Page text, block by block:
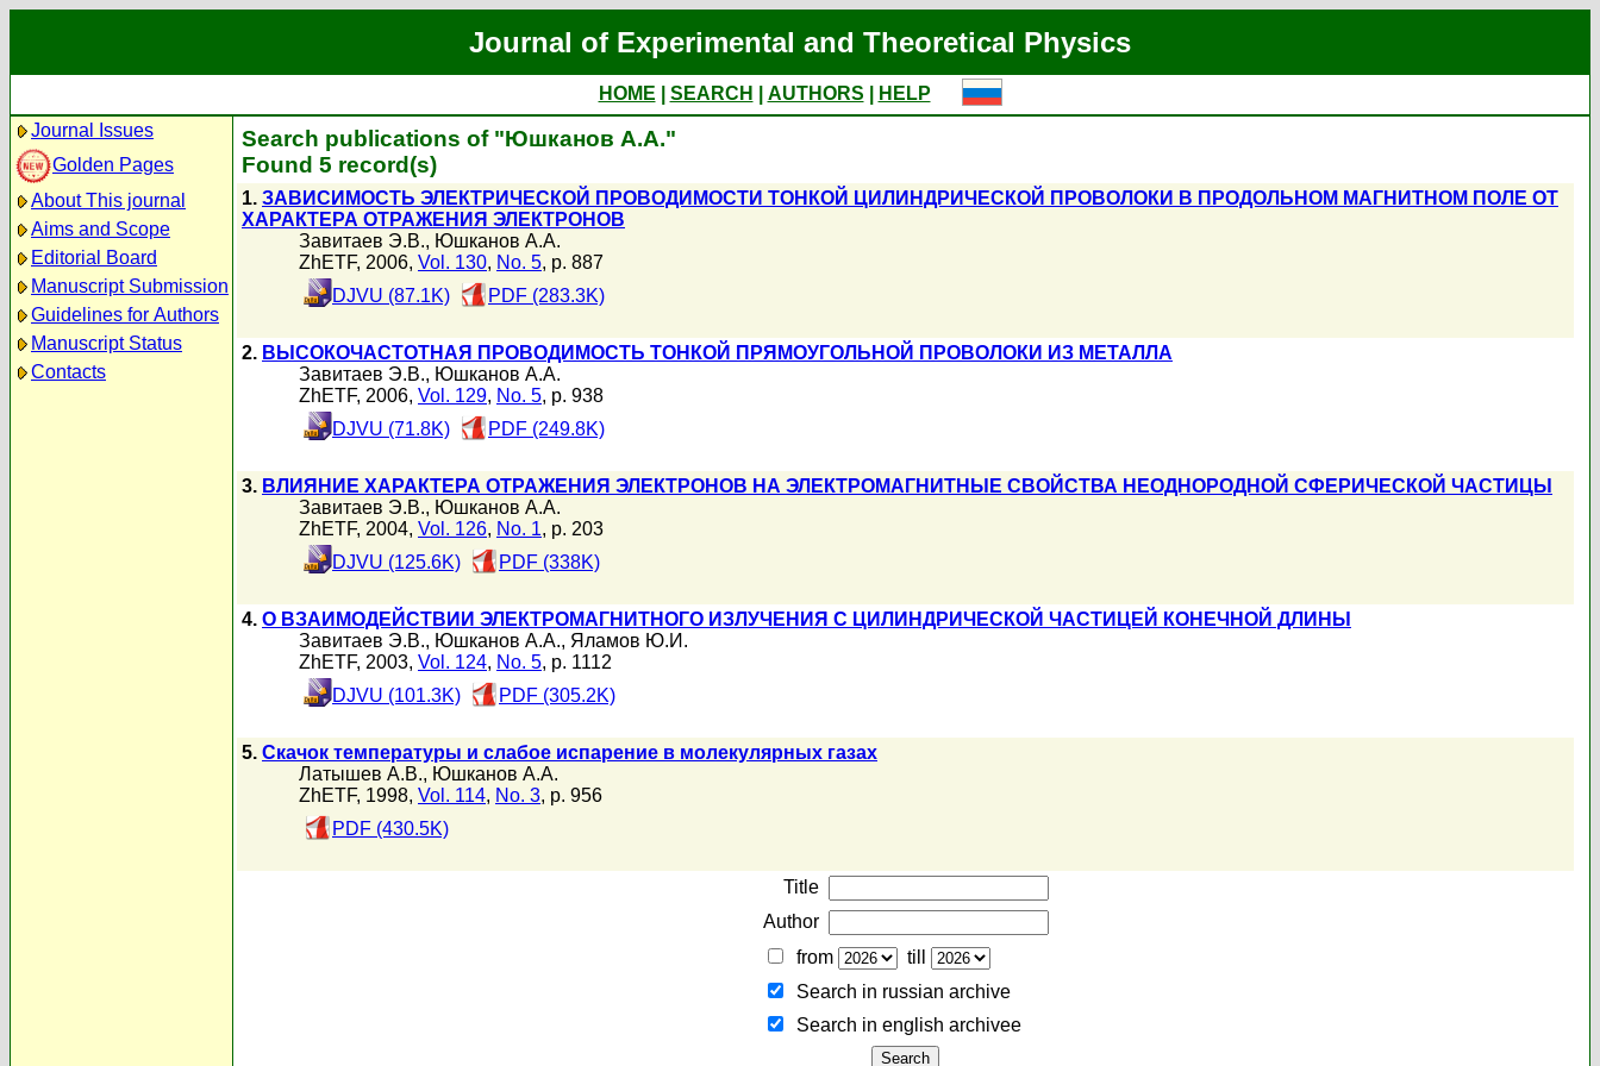
Journal of Experimental and Theoretical Physics
HOME SEARCH AUTHORS
HELP
Journal Issues
Golden Pages
About This journal
Aims and Scope
Editorial Board
Manuscript Submission
Guidelines for Authors
Manuscript Status
Contacts
Search publications of "Юшканов А.А."
Found 5 record(s)
1. ЗАВИСИМОСТЬ ЭЛЕКТРИЧЕСКОЙ ПРОВОДИМОСТИ ТОНКОЙ ЦИЛИНДРИЧЕСКОЙ ПРОВОЛОКИ В ПРОДОЛЬНОМ МАГНИТНОМ ПОЛЕ ОТ
ХАРАКТЕРА ОТРАЖЕНИЯ ЭЛЕКТРОНОВ
Завитаев Э.В., Юшканов А.А.
ZhETF, 2006, Vol. 130, No. 5, p. 887
DJVU (87.1K)
PDF (283.3K)
2. ВЫСОКОЧАСТОТНАЯ ПРОВОДИМОСТЬ ТОНКОЙ ПРЯМОУГОЛЬНОЙ ПРОВОЛОКИ ИЗ МЕТАЛЛА
Завитаев Э.В., Юшканов А.А.
ZhETF, 2006, Vol. 129, No. 5, p. 938
DJVU (71.8K)
PDF (249.8K)
3. ВЛИЯНИЕ ХАРАКТЕРА ОТРАЖЕНИЯ ЭЛЕКТРОНОВ НА ЭЛЕКТРОМАГНИТНЫЕ СВОЙСТВА НЕОДНОРОДНОЙ СФЕРИЧЕСКОЙ ЧАСТИЦЫ
Завитаев Э.В., Юшканов А.А.
ZhETF, 2004, Vol. 126, No. 1, p. 203
DJVU (125.6K)
PDF (338K)
4. О ВЗАИМОДЕЙСТВИИ ЭЛЕКТРОМАГНИТНОГО ИЗЛУЧЕНИЯ С ЦИЛИНДРИЧЕСКОЙ ЧАСТИЦЕЙ КОНЕЧНОЙ ДЛИНЫ
Завитаев Э.В., Юшканов А.А., Яламов Ю.И.
ZhETF, 2003, Vol. 124, No. 5, p. 1112
DJVU (101.3K)
PDF (305.2K)
5. Скачок температуры и слабое испарение в молекулярных газах
Латышев А.В., Юшканов А.А.
ZhETF, 1998, Vol. 114, No. 3, p. 956
PDF (430.5K)
Title
Author
from
till
Search in russian archive
Search in english archiveе